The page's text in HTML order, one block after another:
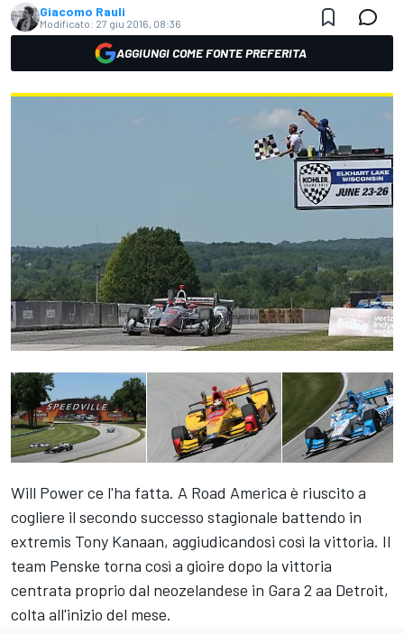
Giacomo Rauli
Modificato: 27 giu 2016, 08:36
AGGIUNGI COME FONTE PREFERITA
Will Power ce l'ha fatta. A Road America è riuscito a
cogliere il secondo successo stagionale battendo in
extremis Tony Kanaan, aggiudicandosi così la vittoria. Il
team Penske torna così a gioire dopo la vittoria
centrata proprio dal neozelandese in Gara 2 aa Detroit,
colta all'inizio del mese.